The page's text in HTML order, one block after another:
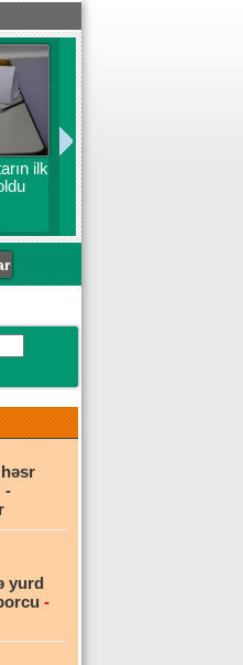
ilk
-
yurd
-